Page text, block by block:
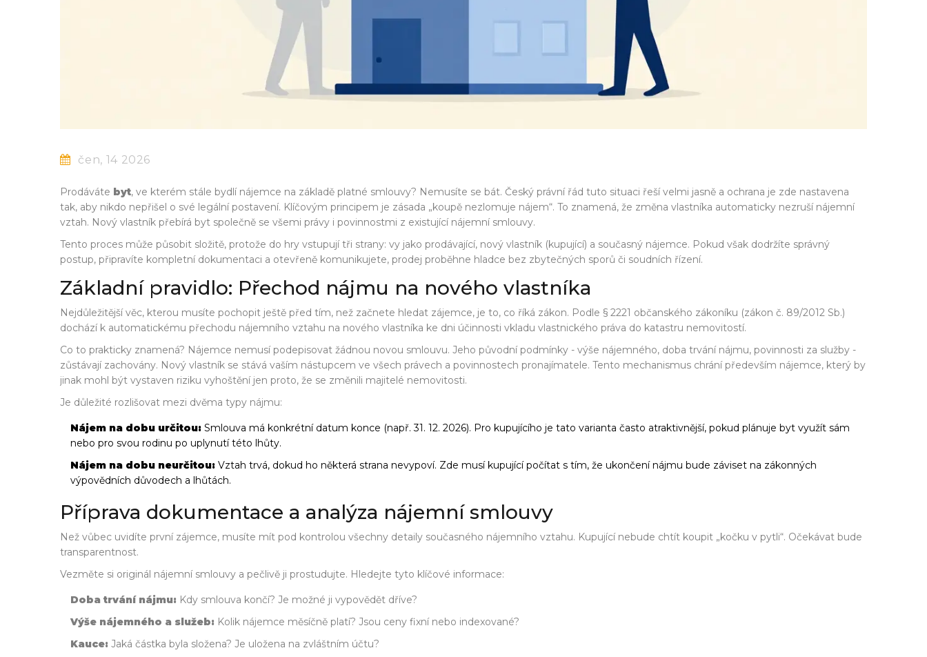
čen, 14 2026
Prodáváte byt, ve kterém stále bydlí nájemce na základě platné smlouvy? Nemusíte se bát. Český právní řád tuto situaci řeší velmi jasně a ochrana je zde nastavena
tak, aby nikdo nepřišel o své legální postavení. Klíčovým principem je zásada „koupě nezlomuje nájem“. To znamená, že změna vlastníka automaticky nezruší nájemní
vztah. Nový vlastník přebírá byt společně se všemi právy i povinnostmi z existující nájemní smlouvy.
Tento proces může působit složitě, protože do hry vstupují tři strany: vy jako prodávající, nový vlastník (kupující) a současný nájemce. Pokud však dodržíte správný
postup, připravíte kompletní dokumentaci a otevřeně komunikujete, prodej proběhne hladce bez zbytečných sporů či soudních řízení.
Základní pravidlo: Přechod nájmu na nového vlastníka
Nejdůležitější věc, kterou musíte pochopit ještě před tím, než začnete hledat zájemce, je to, co říká zákon. Podle § 2221 občanského zákoníku (zákon č. 89/2012 Sb.)
dochází k automatickému přechodu nájemního vztahu na nového vlastníka ke dni účinnosti vkladu vlastnického práva do katastru nemovitostí.
Co to prakticky znamená? Nájemce nemusí podepisovat žádnou novou smlouvu. Jeho původní podmínky - výše nájemného, doba trvání nájmu, povinnosti za služby -
zůstávají zachovány. Nový vlastník se stává vaším nástupcem ve všech právech a povinnostech pronajímatele. Tento mechanismus chrání především nájemce, který by
jinak mohl být vystaven riziku vyhoštění jen proto, že se změnili majitelé nemovitosti.
Je důležité rozlišovat mezi dvěma typy nájmu:
Nájem na dobu určitou: Smlouva má konkrétní datum konce (např. 31. 12. 2026). Pro kupujícího je tato varianta často atraktivnější, pokud plánuje byt využít sám
nebo pro svou rodinu po uplynutí této lhůty.
Nájem na dobu neurčitou: Vztah trvá, dokud ho některá strana nevypoví. Zde musí kupující počítat s tím, že ukončení nájmu bude záviset na zákonných
výpovědních důvodech a lhůtách.
Příprava dokumentace a analýza nájemní smlouvy
Než vůbec uvidíte první zájemce, musíte mít pod kontrolou všechny detaily současného nájemního vztahu. Kupující nebude chtít koupit „kočku v pytli“. Očekávat bude
transparentnost.
Vezměte si originál nájemní smlouvy a pečlivě ji prostudujte. Hledejte tyto klíčové informace:
Doba trvání nájmu: Kdy smlouva končí? Je možné ji vypovědět dříve?
Výše nájemného a služeb: Kolik nájemce měsíčně platí? Jsou ceny fixní nebo indexované?
Kauce: Jaká částka byla složena? Je uložena na zvláštním účtu?